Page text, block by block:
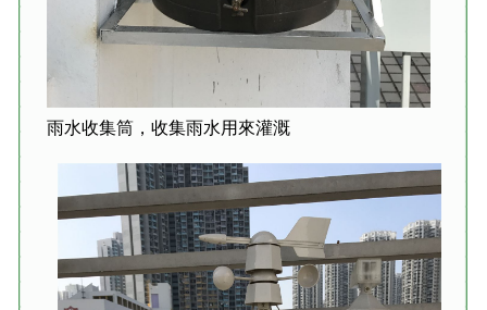
雨水收集筒，收集雨水用來灌溉